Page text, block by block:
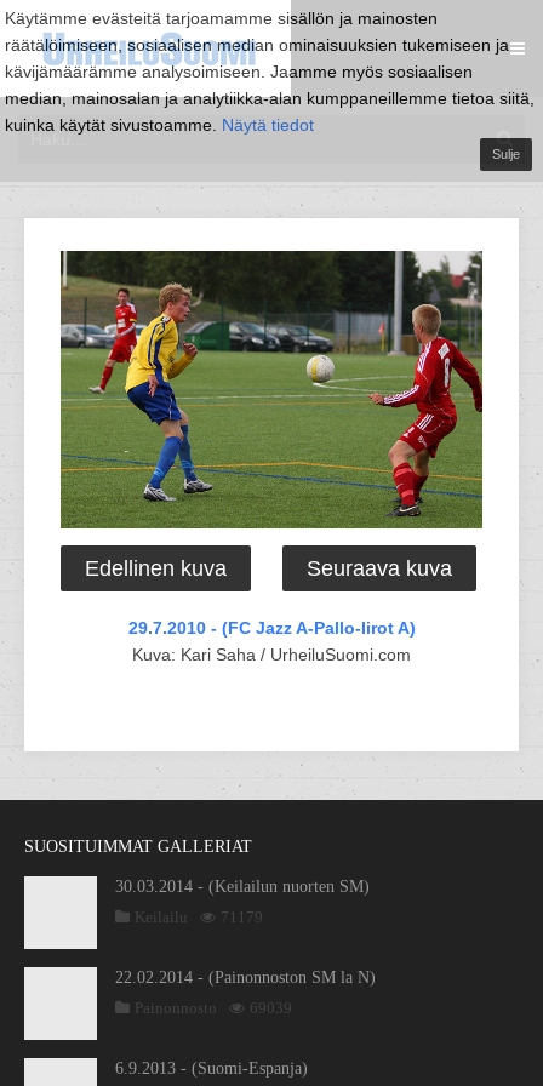
Käytämme evästeitä tarjoamamme sisällön ja mainosten
räätälöimiseen, sosiaalisen median ominaisuuksien tukemiseen ja
kävijämäärämme analysoimiseen. Jaamme myös sosiaalisen
median, mainosalan ja analytiikka-alan kumppaneillemme tietoa siitä,
kuinka käytät sivustoamme. Näytä tiedot
Sulje
Edellinen kuva Seuraava kuva
29.7.2010 - (FC Jazz A-Pallo-Iirot A)
Kuva: Kari Saha / UrheiluSuomi.com
SUOSITUIMMAT GALLERIAT
30.03.2014 - (Keilailun nuorten SM)
Keilailu
71179
22.02.2014 - (Painonnoston SM la N)
Painonnosto
69039
6.9.2013 - (Suomi-Espanja)